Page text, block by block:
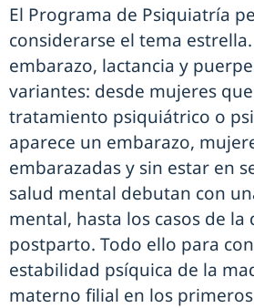
El Programa de Psiquiatría
considerarse el tema
embarazo, lactancia y
variantes: desde mujeres
tratamiento psiquiátrico o
aparece un embarazo,
embarazadas y sin estar en
salud mental debutan con
mental, hasta los casos de la
postparto. Todo ello para
estabilidad psíquica de la
materno filial en los primeros